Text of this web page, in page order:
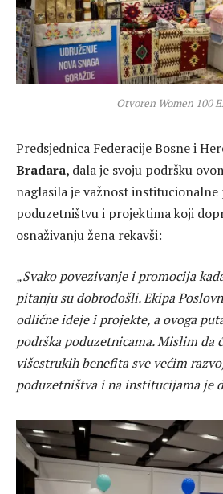
Otvoren Women 100
Predsjednica Federacije Bosne i
Bradara, dala je svoju podršku
naglasila je važnost institucionalne
poduzetništvu i projektima koji
osnaživanju žena rekavši:
„Svako povezivanje i promocija
pitanju su dobrodošli. Ekipa
odlične ideje i projekte, a ovoga
podrška poduzetnicama. Mislim da
višestrukih benefita sve većim
poduzetništva i na institucijama je